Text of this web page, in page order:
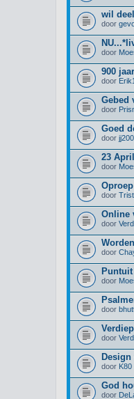
wil
door
door
900
door
Gebed
door
Goed
door
23
door
door
Online
door
door
door
door
door
door K80
God
door